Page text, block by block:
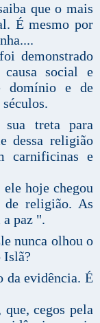
que o mais
É mesmo por
demonstrado
social e
domínio e de
treta para
dessa religião
carnificinas e
hoje chegou
religião. As
paz ".
nunca olhou o
Islã?
da evidência. É
cegos pela